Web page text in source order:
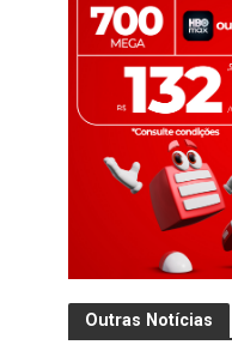
Outras Notícias